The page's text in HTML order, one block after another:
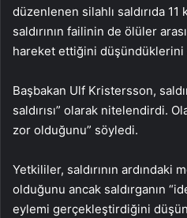
düzenlenen silahlı saldırıda 11
saldırının failinin de ölüler
hareket ettiğini düşündüklerini
Başbakan Ulf Kristersson,
saldırısı” olarak nitelendirdi.
zor olduğunu” söyledi.
Yetkililer, saldırının ardındaki
olduğunu ancak saldırganın
eylemi gerçekleştirdiğini